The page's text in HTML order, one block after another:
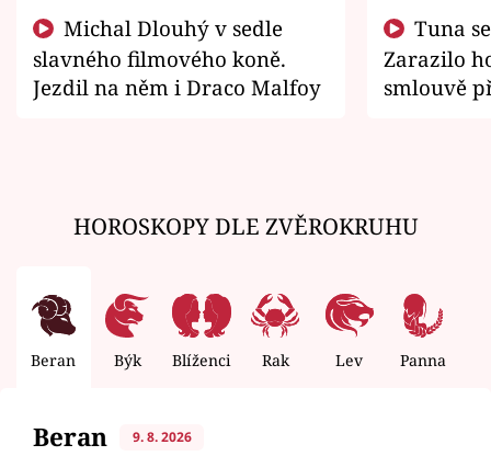
slavného filmového koně.
Jezdil na něm i Draco Malfoy
Zarazilo
smlouvě
HOROSKOPY DLE ZVĚROKRUHU
Beran Býk Blíženci Rak Lev Panna
Beran 9. 8. 2026